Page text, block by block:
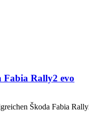
Fabia Rally2 evo
Škoda Fabia